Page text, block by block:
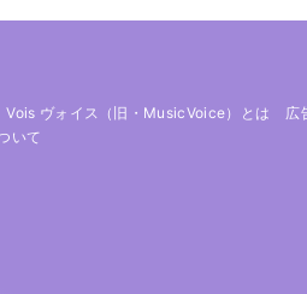
Vois ヴォイス（旧・MusicVoice）とは
広
いて